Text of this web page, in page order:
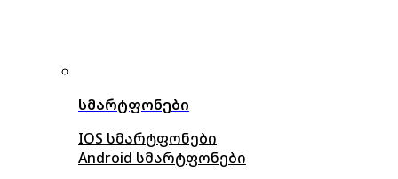
სმარტფონები
IOS სმარტფონები
Android სმარტფონები